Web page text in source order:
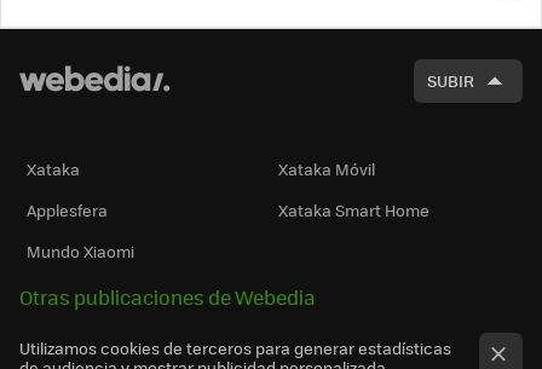
SUBIR
Xataka
Xataka Móvil
Applesfera
Xataka Smart Home
Mundo Xiaomi
Otras publicaciones de Webedia
Utilizamos cookies de terceros para generar estadísticas